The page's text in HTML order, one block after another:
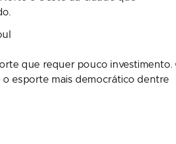
que requer pouco investimento.
o esporte mais democrático dentre